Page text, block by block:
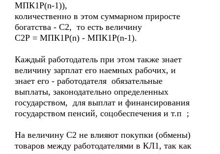
МПК1Р(n-1)),
количественно в этом суммарном приросте
богатства - С2, то есть величину
С2Р = МПК1Р(n) - МПК1Р(n-1).
Каждый работодатель при этом также знает
величину зарплат его наемных рабочих, и
знает его - работодателя обязательные
выплаты, законодательно определенных
государством, для выплат и финансирования
государством пенсий, соцобеспечения и т.п ;
На величину С2 не влияют покупки (обмены)
товаров между работодателями в КЛ1, так как